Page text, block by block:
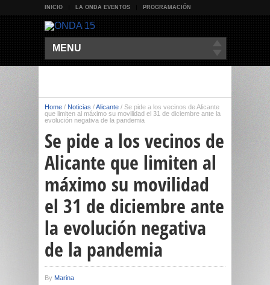
INICIO LA ONDA EVENTOS PROGRAMACIÓN
MENU
Home / Noticias /Alicante / Se pide a los vecinos de Alicante
que limiten al máximo su movilidad el 31 de diciembre ante la
evolución negativa de la pandemia
Se pide a los vecinos de
Alicante que limiten al
máximo su movilidad
el 31 de diciembre ante
la evolución negativa
de la pandemia
By Marina